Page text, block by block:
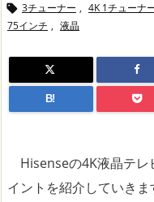
 3チューナー , 4K 1チューナ
75インチ , 液晶
B!
Hisenseの4K液晶テレ
イントを紹介していきま